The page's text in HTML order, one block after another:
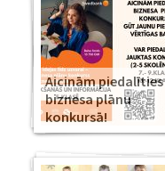
Aicinām piedalīties
biznesa plānu
konkursā!